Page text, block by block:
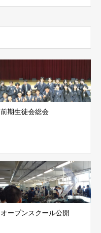
前期生徒会総会
オープンスクール公開